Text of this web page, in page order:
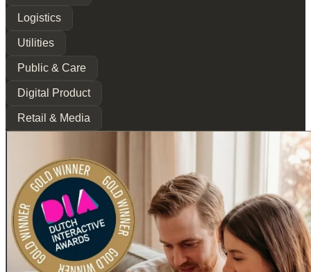
Logistics
Utilities
Public & Care
Digital Product
Retail & Media